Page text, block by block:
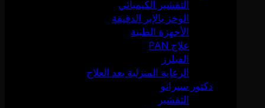
التقشير الكيميائي
الوخز بالإبر الدقيقة
الأجهزة الطبية
علاج PAN
الفيلرز
الرعاية المنزلية بعد العلاج
دكتور سيرانو
التقشير